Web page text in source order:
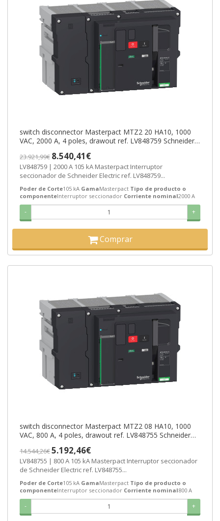
switch disconnector Masterpact MTZ2 20 HA10, 1000
VAC, 2000 A, 4 poles, drawout ref. LV848759 Schneider
23.921,99€ 8.540,41€
LV848759 | 2000 A 105 kA Masterpact Interruptor
seccionador de Schneider Electric ref. LV848759...
Poder de Corte105 kA GamaMasterpact Tipo de producto o
componenteInterruptor seccionador Corriente nominal2000 A
- +
Comprar
switch disconnector Masterpact MTZ2 08 HA10, 1000
VAC, 800 A, 4 poles, drawout ref. LV848755 Schneider
14.544,26€5.192,46€
LV848755 | 800 A 105 kA Masterpact Interruptor seccionador
de Schneider Electric ref. LV848755...
Poder de Corte105 kA GamaMasterpact Tipo de producto o
componenteInterruptor seccionador Corriente nominal800 A
- +